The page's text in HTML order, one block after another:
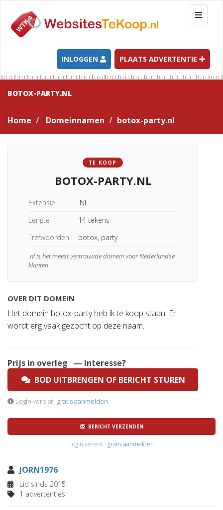
T
o
g
l
e
n
a
t
INLOGGEN PLAATS ADVERTENTIE
BOTOX-PARTY.NL
Home Domeinnamen botox-party.nl
TE KOOP
BOTOX-PARTY.NL
Extensie
.NL
Lengte
14 tekens
Trefwoorden
botox, party
.nl is het meest vertrouwde domein voor Nederlandse
klanten
OVER DIT DOMEIN
Het domein botox-party heb ik te koop staan. Er
wordt erg vaak gezocht op deze naam.
Prijs in overleg
— Interesse?
BOD UITBRENGEN OF BERICHT STUREN
Login vereist · gratis aanmelden
BERICHT VERZENDEN
Login vereist · gratis aanmelden
JORN1976
Lid sinds 2015
1 advertenties